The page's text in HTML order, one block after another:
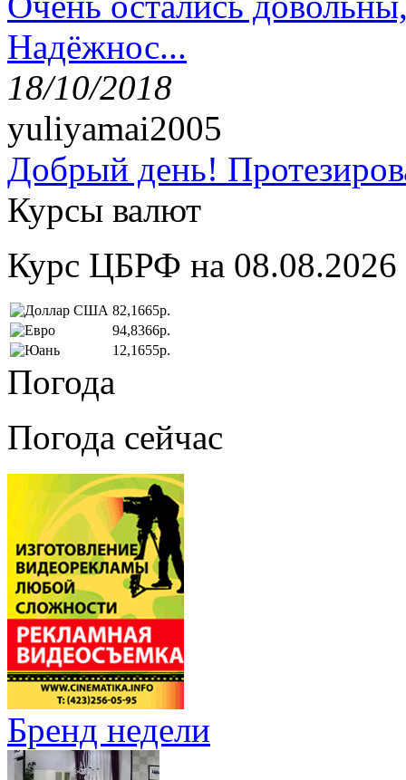
Надёжнос...
18/10/2018
yuliyamai2005
Добрый день!
Курсы валют
Курс ЦБРФ на 08.08.2026
82,1665р.
94,8366р.
12,1655р.
Погода
Погода сейчас
Бренд недели